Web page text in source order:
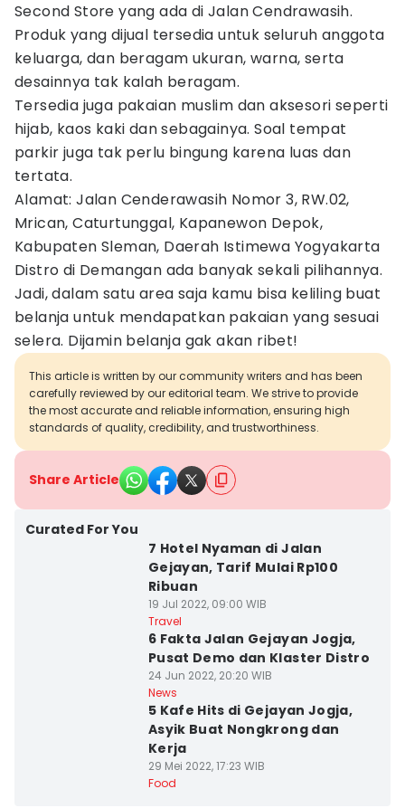
Second Store yang ada di Jalan Cendrawasih.
Produk yang dijual tersedia untuk seluruh anggota
keluarga, dan beragam ukuran, warna, serta
desainnya tak kalah beragam.
Tersedia juga pakaian muslim dan aksesori seperti
hijab, kaos kaki dan sebagainya. Soal tempat
parkir juga tak perlu bingung karena luas dan
tertata.
Alamat: Jalan Cenderawasih Nomor 3, RW.02,
Mrican, Caturtunggal, Kapanewon Depok,
Kabupaten Sleman, Daerah Istimewa Yogyakarta
Distro di Demangan ada banyak sekali pilihannya.
Jadi, dalam satu area saja kamu bisa keliling buat
belanja untuk mendapatkan pakaian yang sesuai
selera. Dijamin belanja gak akan ribet!
This article is written by our community writers and has been
carefully reviewed by our editorial team. We strive to provide
the most accurate and reliable information, ensuring high
standards of quality, credibility, and trustworthiness.
Share Article
Curated For You
7 Hotel Nyaman di Jalan
Gejayan, Tarif Mulai Rp100
Ribuan
19 Jul 2022, 09:00 WIB
Travel
6 Fakta Jalan Gejayan Jogja,
Pusat Demo dan Klaster Distro
24 Jun 2022, 20:20 WIB
News
5 Kafe Hits di Gejayan Jogja,
Asyik Buat Nongkrong dan
Kerja
29 Mei 2022, 17:23 WIB
Food